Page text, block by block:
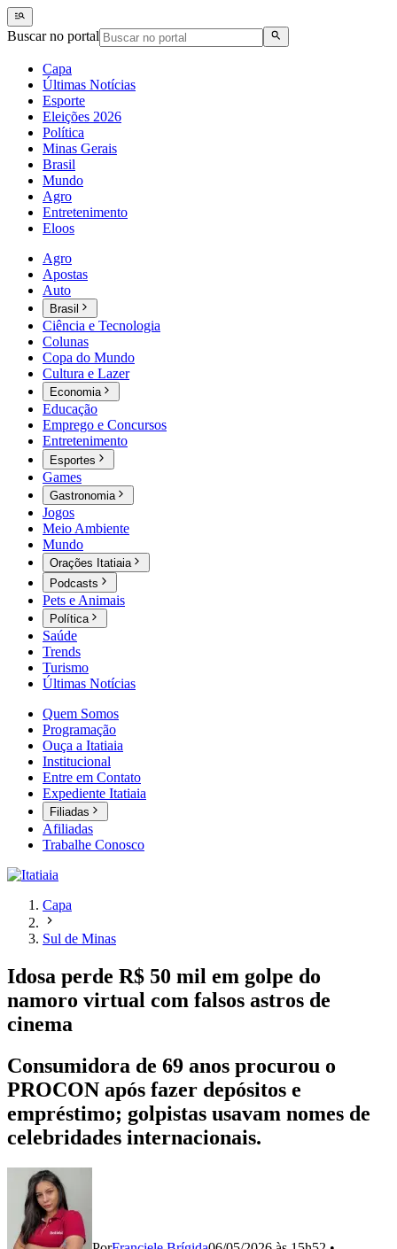
Buscar no portal
Capa
Últimas Notícias
Esporte
Eleições 2026
Política
Minas Gerais
Brasil
Mundo
Agro
Entretenimento
Eloos
Agro
Apostas
Auto
Brasil
Ciência e Tecnologia
Colunas
Copa do Mundo
Cultura e Lazer
Economia
Educação
Emprego e Concursos
Entretenimento
Esportes
Games
Gastronomia
Jogos
Meio Ambiente
Mundo
Orações Itatiaia
Podcasts
Pets e Animais
Política
Saúde
Trends
Turismo
Últimas Notícias
Quem Somos
Programação
Ouça a Itatiaia
Institucional
Entre em Contato
Expediente Itatiaia
Filiadas
Afiliadas
Trabalhe Conosco
Capa
Sul de Minas
Idosa perde R$ 50 mil em golpe do
namoro virtual com falsos astros de
cinema
Consumidora de 69 anos procurou o
PROCON após fazer depósitos e
empréstimo; golpistas usavam nomes de
celebridades internacionais.